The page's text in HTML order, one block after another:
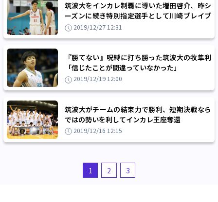
筑波大をインカレ制覇に導いた増田啓介、昨シ
ーズンに続き特別指定選手として川崎ブレイブ
サンダースへ
2019/12/27 12:31
『勝てない』呪縛に打ち勝った筑波大の牧隼利
「信じたことが間違っていなかった」
2019/12/19 12:00
筑波大がチームの結束力で勝利、短期決戦なら
ではの勢いを利してインカレ王座奪還
2019/12/16 12:15
1 2 3